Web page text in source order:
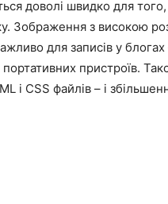
доволі швидко для
Зображення з високою
для записів у
пристроїв.
CSS файлів – і